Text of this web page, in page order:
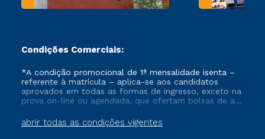
Condições Comerciais:
abrir todas as condições vigentes
*A condição promocional de 1ª mensalidade isenta –
referente à matrícula – aplica-se aos candidatos
aprovados em todas as formas de ingresso, exceto na
prova on-line ou agendada, que ofertam bolsas de até
vigente, que ainda não tenham efetivado e/ou não
tenham cancelado ou trancado sua matrícula em uma